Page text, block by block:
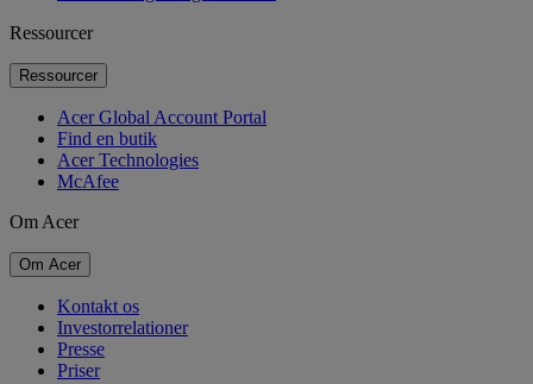
Ressourcer
Ressourcer
Acer Global Account Portal
Find en butik
Acer Technologies
McAfee
Om Acer
Om Acer
Kontakt os
Investorrelationer
Presse
Priser